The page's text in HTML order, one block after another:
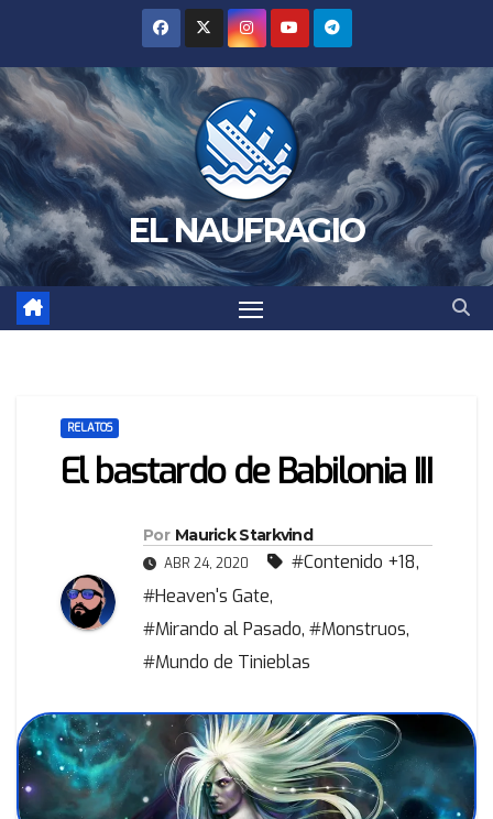
contenido
EL NAUFRAGIO
RELATOS
El bastardo de Babilonia III
Por Maurick Starkvind
ABR 24, 2020 #Contenido +18,
#Heaven's Gate,
#Mirando al Pasado, #Monstruos,
#Mundo de Tinieblas